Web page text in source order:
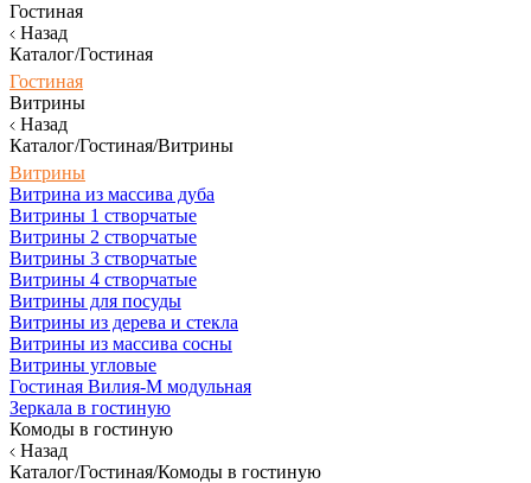
Гостиная
Назад
Каталог/Гостиная
Гостиная
Витрины
Назад
Каталог/Гостиная/Витрины
Витрины
Витрина из массива дуба
Витрины 1 створчатые
Витрины 2 створчатые
Витрины 3 створчатые
Витрины 4 створчатые
Витрины для посуды
Витрины из дерева и стекла
Витрины из массива сосны
Витрины угловые
Гостиная Вилия-М модульная
Зеркала в гостиную
Комоды в гостиную
Назад
Каталог/Гостиная/Комоды в гостиную